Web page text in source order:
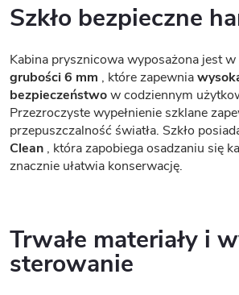
Szkło bezpieczne
Kabina prysznicowa wyposażona jest w
grubości 6 mm , które zapewnia
bezpieczeństwow codziennym
Przezroczyste wypełnienie szklane
przepuszczalność światła. Szkło
Clean , która zapobiega osadzaniu się
znacznie ułatwia konserwację.
Trwałe materiały i
sterowanie